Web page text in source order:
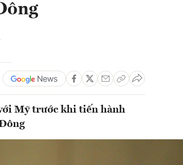
Mỹ trước khi tiến hành